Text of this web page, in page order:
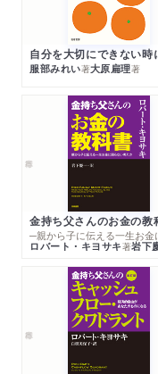
服部みれい著大原扁理著
金持ち父さんのお金の教
ロバート・キヨサキ著岩下